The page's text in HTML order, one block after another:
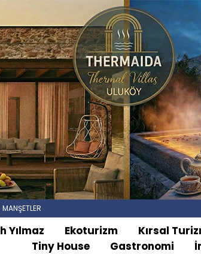
MANŞETLER
Yılmaz Ekoturizm Kırsal
Tiny House
Gastronomi